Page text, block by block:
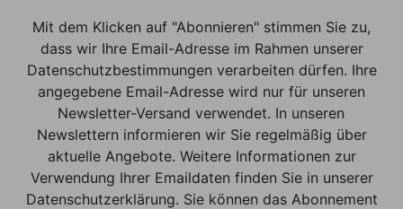
Mit dem Klicken auf "Abonnieren" stimmen Sie zu,
dass wir Ihre Email-Adresse im Rahmen unserer
Datenschutzbestimmungen verarbeiten dürfen. Ihre
angegebene Email-Adresse wird nur für unseren
Newsletter-Versand verwendet. In unseren
Newslettern informieren wir Sie regelmäßig über
aktuelle Angebote. Weitere Informationen zur
Verwendung Ihrer Emaildaten finden Sie in unserer
Datenschutzerklärung. Sie können das Abonnement